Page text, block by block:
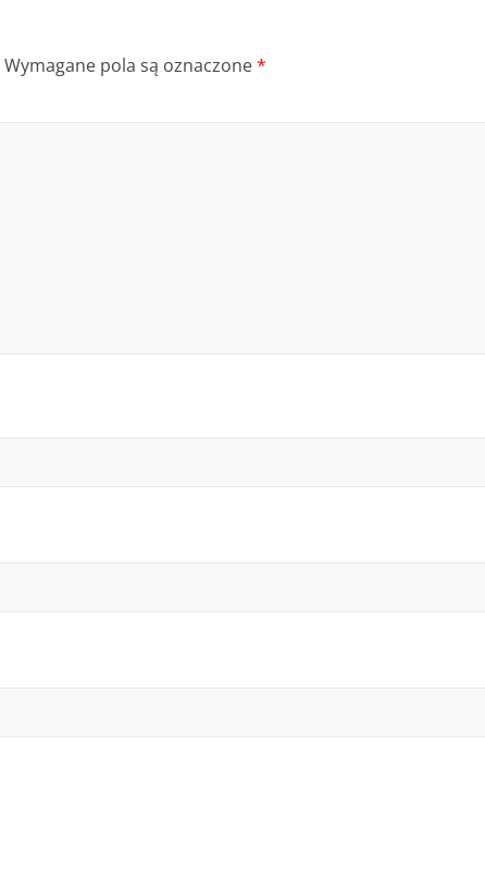
Wymagane pola są oznaczone*